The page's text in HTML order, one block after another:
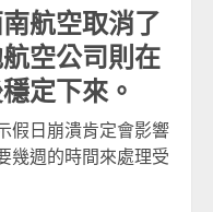
航空取消了
空公司則在
定下來。
假日崩潰肯定會影響
幾週的時間來處理受